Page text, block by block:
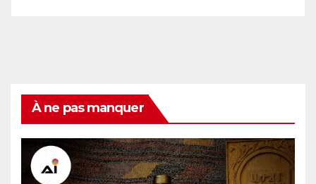
À ne pas manquer